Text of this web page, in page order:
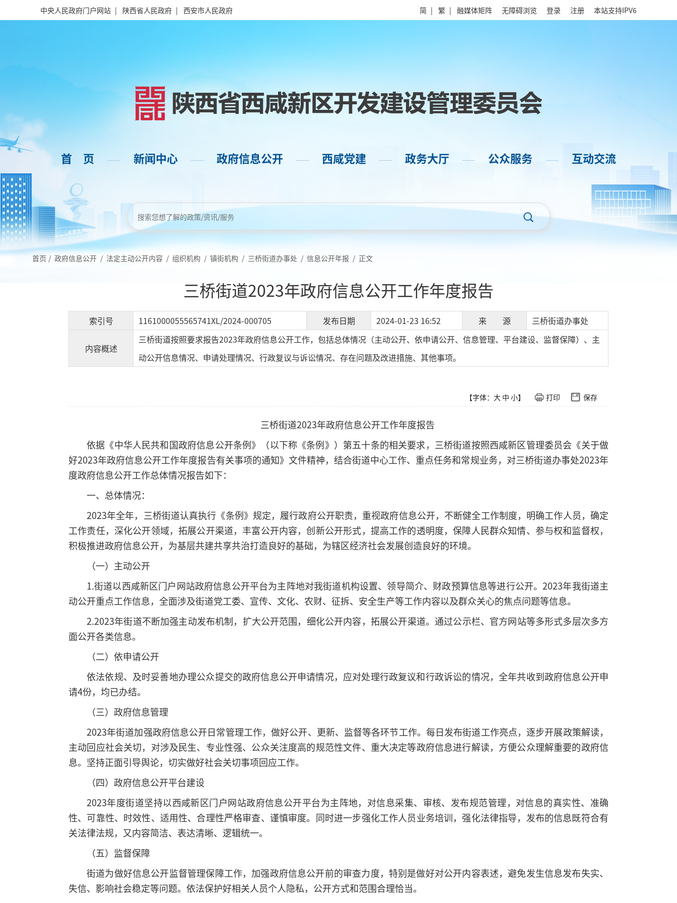
中央人民政府门户网站 | 陕西省人民政府 | 西安市人民政府 简 | 繁 | 融媒体矩阵 无障碍浏览 登录 注册 本站支持IPV6
首 页 —— 新闻中心 —— 政府信息公开 —— 西咸党建 —— 政务大厅 —— 公众服务 —— 互动交流
首页 / 政府信息公开 / 法定主动公开内容 / 组织机构 / 镇街机构 / 三桥街道办事处 / 信息公开年报 / 正文
三桥街道2023年政府信息公开工作年度报告
索引号 1161000055565741XL/2024-000705 发布日期 2024-01-23 16:52 来 源 三桥街道办事处
内容概述
三桥街道按照要求报告2023年政府信息公开工作，包括总体情况（主动公开、依申请公开、信息管理、平台建设、监督保障）、主
动公开信息情况、申请处理情况、行政复议与诉讼情况、存在问题及改进措施、其他事项。
【字体： 大 中 小】 打印 保存
三桥街道2023年政府信息公开工作年度报告
依据《中华人民共和国政府信息公开条例》（以下称《条例》）第五十条的相关要求，三桥街道按照西咸新区管理委员会《关于做
好2023年政府信息公开工作年度报告有关事项的通知》文件精神，结合街道中心工作、重点任务和常规业务，对三桥街道办事处2023年
度政府信息公开工作总体情况报告如下：
一、总体情况：
2023年全年，三桥街道认真执行《条例》规定，履行政府公开职责，重视政府信息公开，不断健全工作制度，明确工作人员，确定
工作责任，深化公开领域，拓展公开渠道，丰富公开内容，创新公开形式，提高工作的透明度，保障人民群众知情、参与权和监督权，
积极推进政府信息公开，为基层共建共享共治打造良好的基础，为辖区经济社会发展创造良好的环境。
（一）主动公开
1.街道以西咸新区门户网站政府信息公开平台为主阵地对我街道机构设置、领导简介、财政预算信息等进行公开。2023年我街道主
动公开重点工作信息，全面涉及街道党工委、宣传、文化、农财、征拆、安全生产等工作内容以及群众关心的焦点问题等信息。
2.2023年街道不断加强主动发布机制，扩大公开范围，细化公开内容，拓展公开渠道。通过公示栏、官方网站等多形式多层次多方
面公开各类信息。
（二）依申请公开
依法依规、及时妥善地办理公众提交的政府信息公开申请情况，应对处理行政复议和行政诉讼的情况，全年共收到政府信息公开申
请4份，均已办结。
（三）政府信息管理
2023年街道加强政府信息公开日常管理工作，做好公开、更新、监督等各环节工作。每日发布街道工作亮点，逐步开展政策解读，
主动回应社会关切，对涉及民生、专业性强、公众关注度高的规范性文件、重大决定等政府信息进行解读，方便公众理解重要的政府信
息。坚持正面引导舆论，切实做好社会关切事项回应工作。
（四）政府信息公开平台建设
2023年度街道坚持以西咸新区门户网站政府信息公开平台为主阵地，对信息采集、审核、发布规范管理，对信息的真实性、准确
性、可靠性、时效性、适用性、合理性严格审查、谨慎审度。同时进一步强化工作人员业务培训，强化法律指导，发布的信息既符合有
关法律法规，又内容简洁、表达清晰、逻辑统一。
（五）监督保障
街道为做好信息公开监督管理保障工作，加强政府信息公开前的审查力度，特别是做好对公开内容表述，避免发生信息发布失实、
失信、影响社会稳定等问题。依法保护好相关人员个人隐私，公开方式和范围合理恰当。